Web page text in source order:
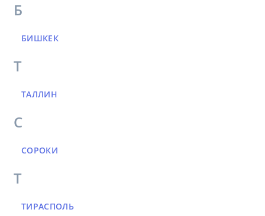
Б
БИШКЕК
Т
ТАЛЛИН
С
СОРОКИ
Т
ТИРАСПОЛЬ